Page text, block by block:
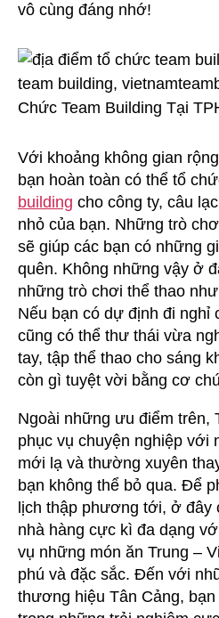
vô cùng đáng nhớ!
Với khoảng không gian
bạn hoàn toàn có thể tổ
building cho công ty, câu
nhỏ của bạn. Những trò
sẽ giúp các bạn có những
quên. Không những vậy ở
những trò chơi thể thao
Nếu bạn có dự định đi nghỉ
cũng có thể thư thái vừa
tay, tập thể thao cho sáng
còn gì tuyệt vời bằng cơ
Ngoài những ưu điểm trên,
phục vụ chuyện nghiệp với
mới lạ và thường xuyên
bạn không thể bỏ qua. Để
lịch thập phương tới, ở đây
nhà hàng cực kì đa dạng
vụ những món ăn Trung –
phú và đặc sắc. Đến với
thương hiệu Tân Cảng,